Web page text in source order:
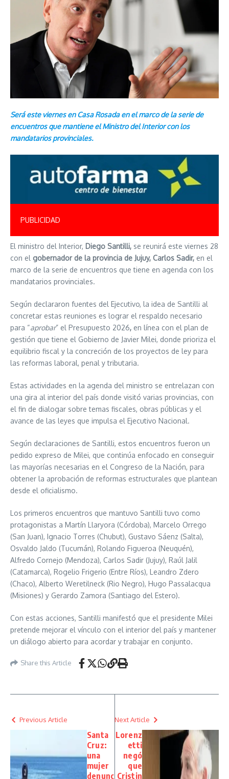
Será este viernes en Casa Rosada en el marco de la serie de
encuentros que mantiene el Ministro del Interior con los
mandatarios provinciales.
PUBLICIDAD
El ministro del Interior, Diego Santilli, se reunirá este viernes 28
con el gobernador de la provincia de Jujuy, Carlos Sadir, en el
marco de la serie de encuentros que tiene en agenda con los
mandatarios provinciales.
Según declararon fuentes del Ejecutivo, la idea de Santilli al
concretar estas reuniones es lograr el respaldo necesario
para “aprobar” el Presupuesto 2026, en línea con el plan de
gestión que tiene el Gobierno de Javier Milei, donde prioriza el
equilibrio fiscal y la concreción de los proyectos de ley para
las reformas laboral, penal y tributaria.
Estas actividades en la agenda del ministro se entrelazan con
una gira al interior del país donde visitó varias provincias, con
el fin de dialogar sobre temas fiscales, obras públicas y el
avance de las leyes que impulsa el Ejecutivo Nacional.
Según declaraciones de Santilli, estos encuentros fueron un
pedido expreso de Milei, que continúa enfocado en conseguir
las mayorías necesarias en el Congreso de la Nación, para
obtener la aprobación de reformas estructurales que plantean
desde el oficialismo.
Los primeros encuentros que mantuvo Santilli tuvo como
protagonistas a Martín Llaryora (Córdoba), Marcelo Orrego
(San Juan), Ignacio Torres (Chubut), Gustavo Sáenz (Salta),
Osvaldo Jaldo (Tucumán), Rolando Figueroa (Neuquén),
Alfredo Cornejo (Mendoza), Carlos Sadir (Jujuy), Raúl Jalil
(Catamarca), Rogelio Frigerio (Entre Ríos), Leandro Zdero
(Chaco), Alberto Weretilneck (Rio Negro), Hugo Passalacqua
(Misiones) y Gerardo Zamora (Santiago del Estero).
Con estas acciones, Santilli manifestó que el presidente Milei
pretende mejorar el vínculo con el interior del país y mantener
un diálogo abierto para acordar y trabajar en conjunto.
Share this Article
Previous Article
Santa
Cruz:
una
mujer
denunc
Next Article
Lorenz
etti
negó
que
Cristin